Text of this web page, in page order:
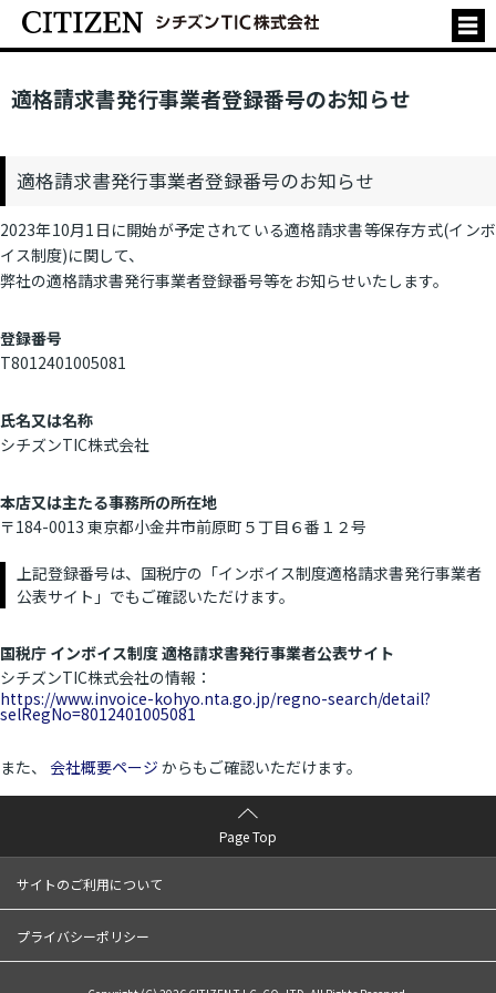
適格請求書発行事業者登録番号のお知らせ
適格請求書発行事業者登録番号のお知らせ
2023年10月1日に開始が予定されている適格請求書等保存方式(インボ
イス制度)に関して、
弊社の適格請求書発行事業者登録番号等をお知らせいたします。
登録番号
T8012401005081
氏名又は名称
シチズンTIC株式会社
本店又は主たる事務所の所在地
〒184-0013 東京都小金井市前原町５丁目６番１２号
上記登録番号は、国税庁の「インボイス制度適格請求書発行事業者
公表サイト」でもご確認いただけます。
国税庁 インボイス制度 適格請求書発行事業者公表サイト
シチズンTIC株式会社の情報：
https://www.invoice-kohyo.nta.go.jp/regno-search/detail?
selRegNo=8012401005081
また、 会社概要ページ からもご確認いただけます。
Page Top
サイトのご利用について
プライバシーポリシー